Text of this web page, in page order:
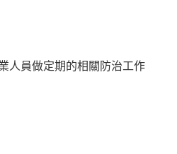
人員做定期的相關防治工作